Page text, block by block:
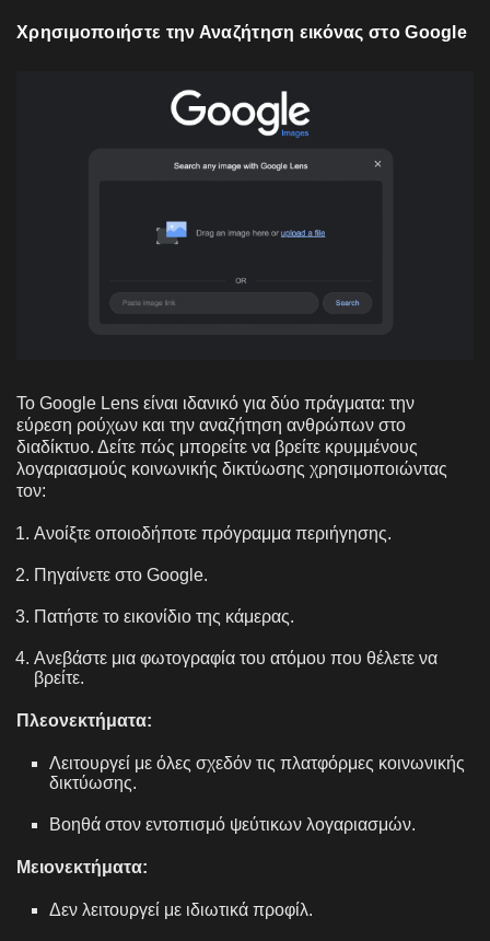
Χρησιμοποιήστε την Αναζήτηση εικόνας στο Google
Το Google Lens είναι ιδανικό για δύο πράγματα: την
εύρεση ρούχων και την αναζήτηση ανθρώπων στο
διαδίκτυο. Δείτε πώς μπορείτε να βρείτε κρυμμένους
λογαριασμούς κοινωνικής δικτύωσης χρησιμοποιώντας
τον:
Ανοίξτε οποιοδήποτε πρόγραμμα περιήγησης.
Πηγαίνετε στο Google.
Πατήστε το εικονίδιο της κάμερας.
Ανεβάστε μια φωτογραφία του ατόμου που θέλετε να
βρείτε.
Πλεονεκτήματα:
Λειτουργεί με όλες σχεδόν τις πλατφόρμες κοινωνικής
δικτύωσης.
Βοηθά στον εντοπισμό ψεύτικων λογαριασμών.
Μειονεκτήματα:
Δεν λειτουργεί με ιδιωτικά προφίλ.